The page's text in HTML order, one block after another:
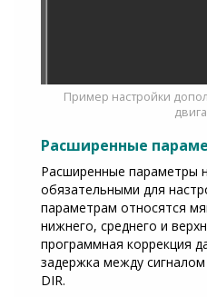
Пример настройки
Расширенные
Расширенные параметры
обязательными для
параметрам относятся
нижнего, среднего и
программная коррекция
задержка между
DIR.